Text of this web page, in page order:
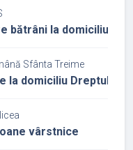
bătrâni la domiciliu Vad
Sfânta Treime
la domiciliu Dreptul
vârstnice